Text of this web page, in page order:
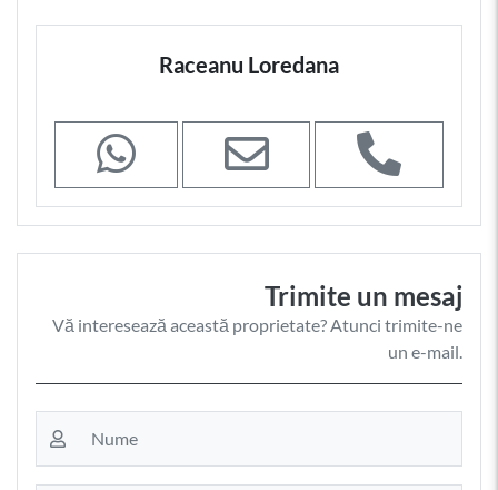
Raceanu Loredana
Trimite un mesaj
Vă interesează această proprietate? Atunci trimite-ne
un e-mail.